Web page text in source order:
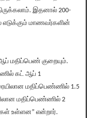
இதனால் 200-
எடுக்கும் மாணவர்களின்
மதிப்பெண் குறையும்.
கட் ஆப் 1
மதிப்பெண்ணில் 1.5
மதிப்பெண்ணில் 2
உள்ளன” என்றார்.